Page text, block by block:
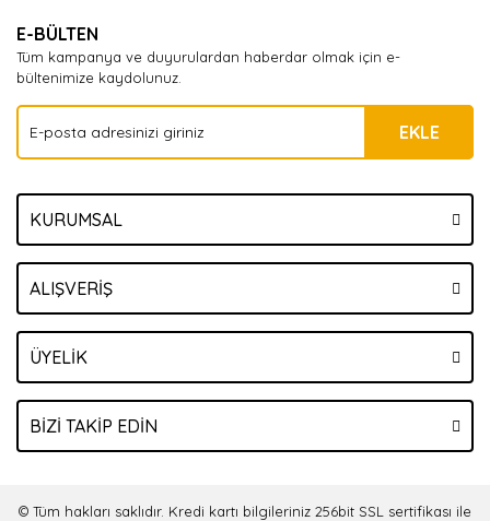
E-BÜLTEN
Tüm kampanya ve duyurulardan haberdar olmak için e-
bültenimize kaydolunuz.
EKLE
KURUMSAL
ALIŞVERİŞ
ÜYELİK
BİZİ TAKİP EDİN
© Tüm hakları saklıdır. Kredi kartı bilgileriniz 256bit SSL sertifikası ile